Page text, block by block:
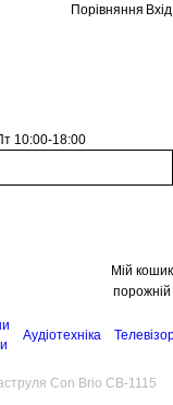
Порівняння Вхід
10:00-18:00
Мій кошик
порожній
Аудіотехніка
Con Brio CB-1115